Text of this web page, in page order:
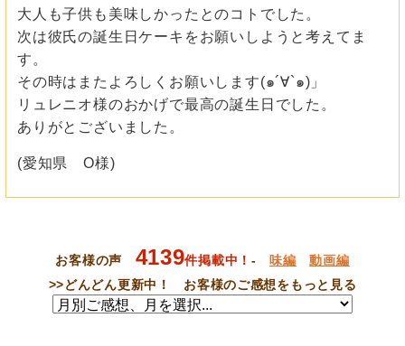
大人も子供も美味しかったとのコトでした。
次は彼氏の誕生日ケーキをお願いしようと考えてま
す。
その時はまたよろしくお願いします(๑´∀`๑)」
リュレニオ様のおかげで最高の誕生日でした。
ありがとございました。
(愛知県 O様)
お客様の声 4139件掲載中！ - 味編
動画編
>>どんどん更新中！ お客様のご感想をもっと見る